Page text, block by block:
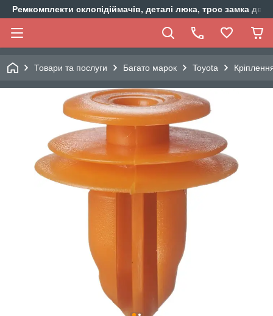
Ремкомплекти склопідіймачів, деталі люка, трос замка
Товари та послуги Багато марок Toyota